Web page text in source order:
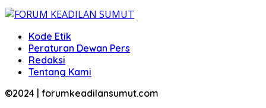
Kode Etik
Peraturan Dewan Pers
Redaksi
Tentang Kami
©2024 | forumkeadilansumut.com